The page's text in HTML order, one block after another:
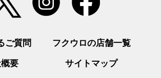
ご質問 フクウロの店舗一覧
要 サイトマップ